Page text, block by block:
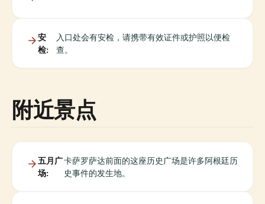
安
检:
入口处会有安检，请携带有效证件或护照以便检
查。
附近景点
五月广
场:
卡萨罗萨达前面的这座历史广场是许多阿根廷历
史事件的发生地。